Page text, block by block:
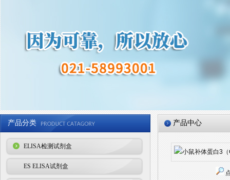
产品分类
ELISA检测试剂盒
ES ELISA试剂盒
产品中心